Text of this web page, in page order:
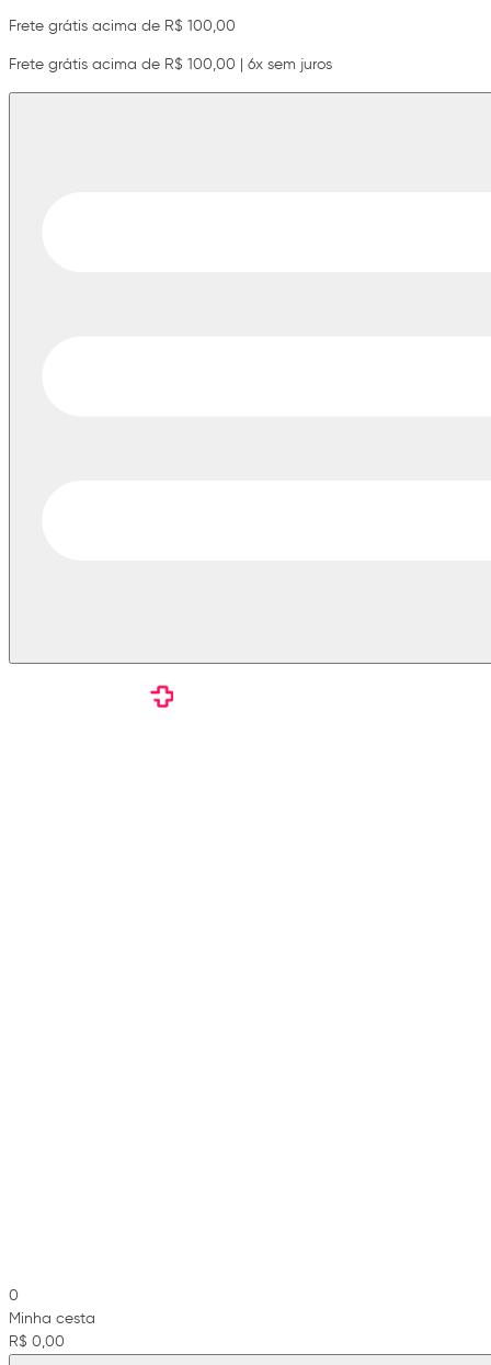
Frete grátis acima de R$ 100,00
Frete grátis acima de R$ 100,00 | 6x sem juros
0
Minha cesta
R$ 0,00